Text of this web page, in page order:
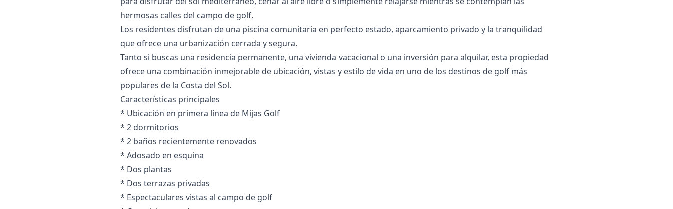
hermosas calles del campo de golf.
Los residentes disfrutan de una piscina comunitaria en perfecto estado, aparcamiento privado y la tranquilidad
que ofrece una urbanización cerrada y segura.
Tanto si buscas una residencia permanente, una vivienda vacacional o una inversión para alquilar, esta propiedad
ofrece una combinación inmejorable de ubicación, vistas y estilo de vida en uno de los destinos de golf más
populares de la Costa del Sol.
Características principales
* Ubicación en primera línea de Mijas Golf
* 2 dormitorios
* 2 baños ‌recientemente ‌renovados
* ‌Adosado ‌en ‌esquina
* Dos plantas
* Dos terrazas ‌privadas
* ‌Espectaculares ‌vistas al campo ‌de ‌golf